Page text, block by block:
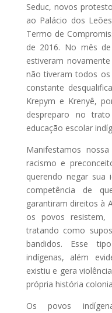
Seduc, novos
ao Palácio dos
Termo de
de 2016. No mês
estiveram
não tiveram todos
constante
Krepym e Krenyê,
despreparo no
educação escolar
Manifestamos
racismo e
querendo negar sua
competência de
garantiram direitos à
os povos resistem,
tratando como
bandidos. Esse
indígenas, além
existiu e gera
própria história
Os povos